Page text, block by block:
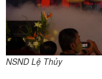
NSND Lệ Thủy